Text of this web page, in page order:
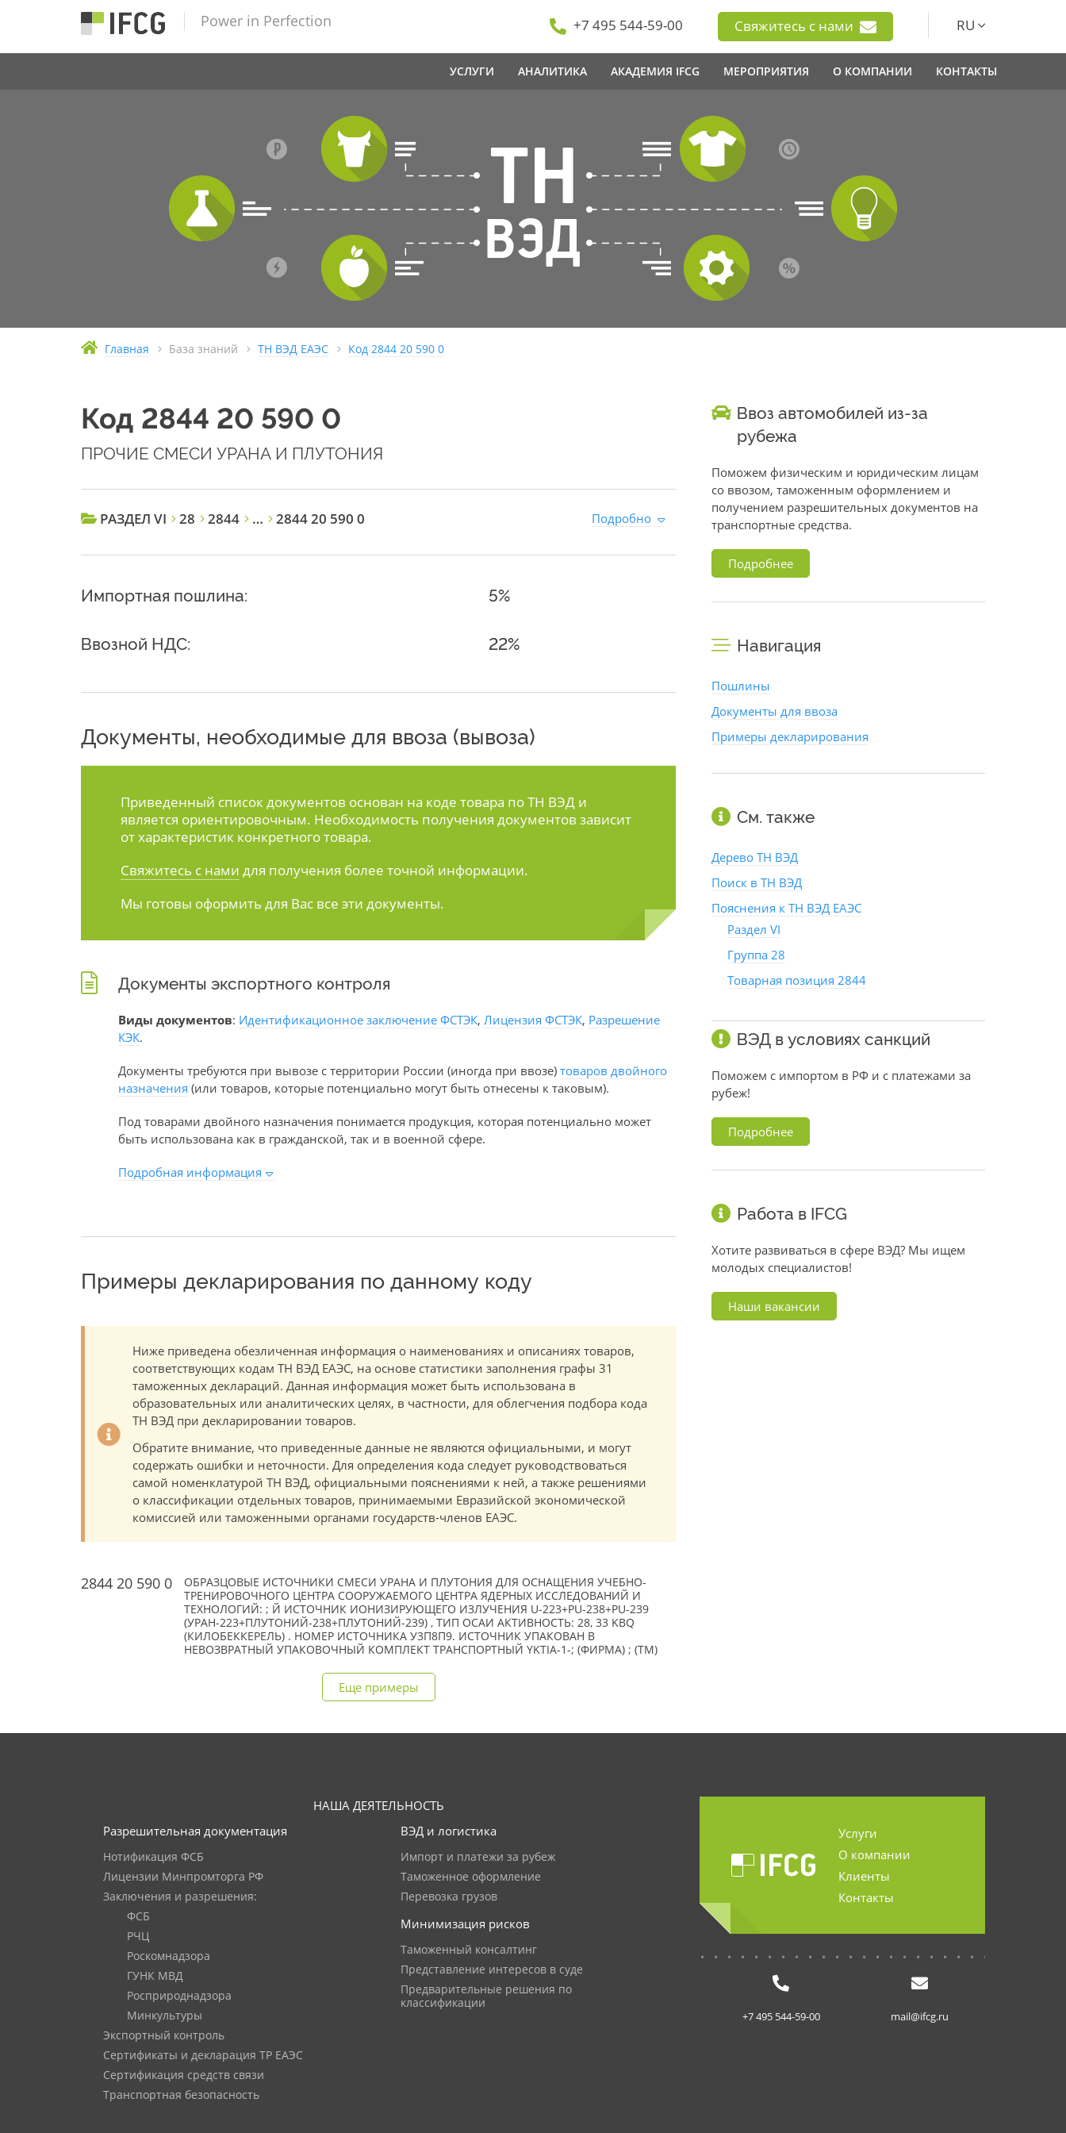
Power in Perfection +7 495 544-59-00 Свяжитесь с нами RU
УСЛУГИ АНАЛИТИКА АКАДЕМИЯ IFCG МЕРОПРИЯТИЯ О КОМПАНИИ КОНТАКТЫ
Главная База знаний ТН ВЭД ЕАЭС Код 2844 20 590 0
Код 2844 20 590 0
ПРОЧИЕ СМЕСИ УРАНА И ПЛУТОНИЯ
РАЗДЕЛ VI 28 2844 … 2844 20 590 0 Подробно
Импортная пошлина: 5%
Ввозной НДС: 22%
Документы, необходимые для ввоза (вывоза)
Приведенный список документов основан на коде товара по ТН ВЭД и
является ориентировочным. Необходимость получения документов зависит
от характеристик конкретного товара.
Свяжитесь с нами для получения более точной информации.
Мы готовы оформить для Вас все эти документы.
Документы экспортного контроля
Виды документов: Идентификационное заключение ФСТЭК, Лицензия ФСТЭК, Разрешение
КЭК.
Документы требуются при вывозе с территории России (иногда при ввозе) товаров двойного
назначения (или товаров, которые потенциально могут быть отнесены к таковым).
Под товарами двойного назначения понимается продукция, которая потенциально может
быть использована как в гражданской, так и в военной сфере.
Подробная информация
Примеры декларирования по данному коду
Ниже приведена обезличенная информация о наименованиях и описаниях товаров,
соответствующих кодам ТН ВЭД ЕАЭС, на основе статистики заполнения графы 31
таможенных деклараций. Данная информация может быть использована в
образовательных или аналитических целях, в частности, для облегчения подбора кода
ТН ВЭД при декларировании товаров.
Обратите внимание, что приведенные данные не являются официальными, и могут
содержать ошибки и неточности. Для определения кода следует руководствоваться
самой номенклатурой ТН ВЭД, официальными пояснениями к ней, а также решениями
о классификации отдельных товаров, принимаемыми Евразийской экономической
комиссией или таможенными органами государств-членов ЕАЭС.
2844 20 590 0
ОБРАЗЦОВЫЕ ИСТОЧНИКИ СМЕСИ УРАНА И ПЛУТОНИЯ ДЛЯ ОСНАЩЕНИЯ УЧЕБНО-
ТРЕНИРОВОЧНОГО ЦЕНТРА СООРУЖАЕМОГО ЦЕНТРА ЯДЕРНЫХ ИССЛЕДОВАНИЙ И
ТЕХНОЛОГИЙ: ; Й ИСТОЧНИК ИОНИЗИРУЮЩЕГО ИЗЛУЧЕНИЯ U-223+PU-238+PU-239
(УРАН-223+ПЛУТОНИЙ-238+ПЛУТОНИЙ-239) , ТИП ОСАИ АКТИВНОСТЬ: 28, 33 KBQ
(КИЛОБЕККЕРЕЛЬ) . НОМЕР ИСТОЧНИКА У3П8П9. ИСТОЧНИК УПАКОВАН В
НЕВОЗВРАТНЫЙ УПАКОВОЧНЫЙ КОМПЛЕКТ ТРАНСПОРТНЫЙ YKTIA-1-; (ФИРМА) ; (TM)
Еще примеры
Ввоз автомобилей из-за
рубежа
Поможем физическим и юридическим лицам
со ввозом, таможенным оформлением и
получением разрешительных документов на
транспортные средства.
Подробнее
Навигация
Пошлины
Документы для ввоза
Примеры декларирования
См. также
Дерево ТН ВЭД
Поиск в ТН ВЭД
Пояснения к ТН ВЭД ЕАЭС
Раздел VI
Группа 28
Товарная позиция 2844
ВЭД в условиях санкций
Поможем с импортом в РФ и с платежами за
рубеж!
Подробнее
Работа в IFCG
Хотите развиваться в сфере ВЭД? Мы ищем
молодых специалистов!
Наши вакансии
НАША ДЕЯТЕЛЬНОСТЬ
Разрешительная документация
Нотификация ФСБ
Лицензии Минпромторга РФ
Заключения и разрешения:
ФСБ
РЧЦ
Роскомнадзора
ГУНК МВД
Росприроднадзора
Минкультуры
Экспортный контроль
Сертификаты и декларация ТР ЕАЭС
Сертификация средств связи
Транспортная безопасность
ВЭД и логистика
Импорт и платежи за рубеж
Таможенное оформление
Перевозка грузов
Минимизация рисков
Таможенный консалтинг
Представление интересов в суде
Предварительные решения по
классификации
Услуги
О компании
Клиенты
Контакты
+7 495 544-59-00 mail@ifcg.ru